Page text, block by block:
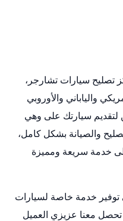
تصليح سيارات تشارجر،
والياباني والأوروبي
لتقديم سيارتك على وهي
والصيانة بشكل كامل،
خدمة سريعة ومميزة
توفير خدمة خاصة لسيارات
تحصل معنا عزيزي العميل